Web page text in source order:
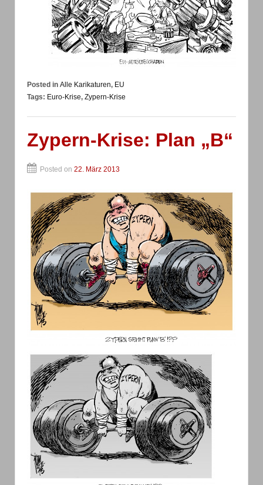
Posted in Alle Karikaturen, EU
Tags: Euro-Krise, Zypern-Krise
Zypern-Krise: Plan „B“
Posted on 22. März 2013